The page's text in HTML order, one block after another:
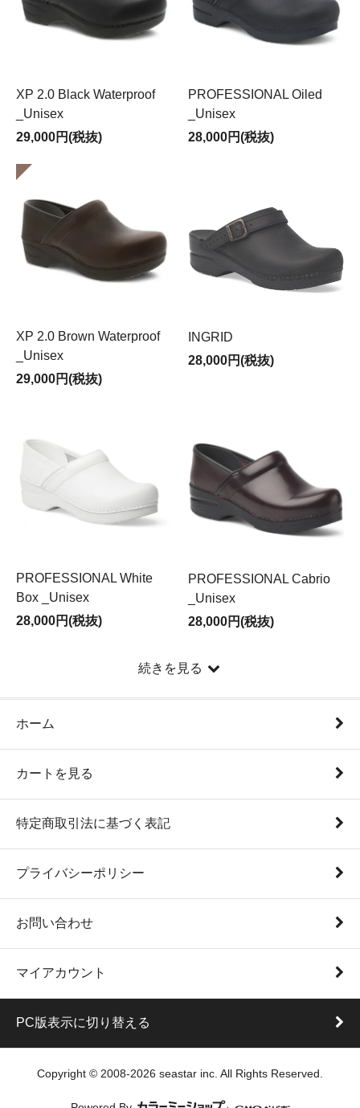
価格改定のお知らせ
ありがとうございます。
このたび、原材料費やエネルギー価格、物流コストの高
騰に伴い、現行価格を維持することが困難な状況となり
つきましては、誠に心苦しい限りではございますが、下
ととなりました。
お客様にはご負担をおかけいたしますが、何卒事情をご
賢察のうえ、ご理解を賜りますようお願い申し上げま
す。
今後もより良い商品とサービスをお届けできるよう努め
【価格改定内容】
◆適用開始日
2026年9月1日（火）より
ケア用品：税抜価格 ＋\400
XP 2.0 Black Waterproof
_Unisex
29,000円(税抜)
PROFESSIONAL Oiled
_Unisex
28,000円(税抜)
XP 2.0 Brown Waterproof
_Unisex
29,000円(税抜)
INGRID
28,000円(税抜)
PROFESSIONAL White
Box _Unisex
28,000円(税抜)
PROFESSIONAL Cabrio
_Unisex
28,000円(税抜)
続きを見る
ホーム
カートを見る
特定商取引法に基づく表記
プライバシーポリシー
お問い合わせ
マイアカウント
PC版表示に切り替える
Copyright © 2008-2026 seastar inc. All Rights Reserved.